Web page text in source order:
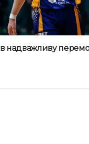
надважливу